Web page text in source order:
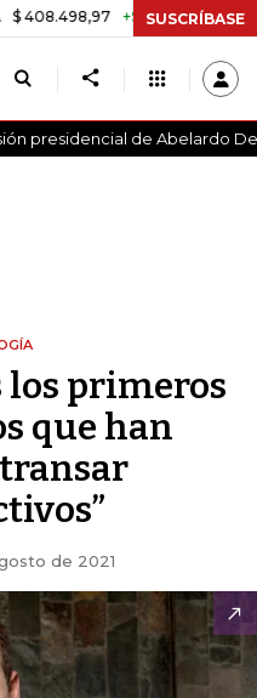
+$ 8.753,81 +2,19%
SUSCRÍBASE
presidencial de Abelardo
los primeros
que han
de 2021